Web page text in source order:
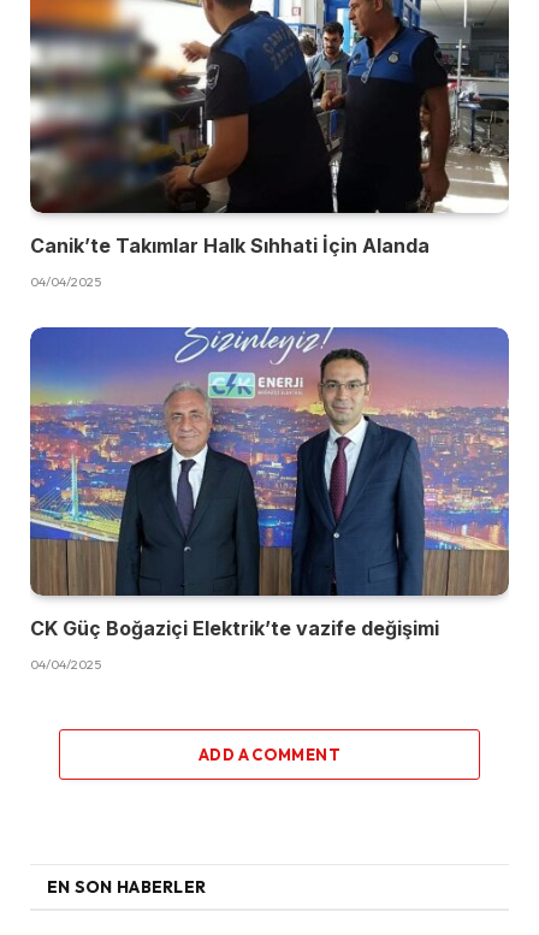
Canik’te Takımlar Halk Sıhhati İçin Alanda
04/04/2025
CK Güç Boğaziçi Elektrik’te vazife değişimi
04/04/2025
ADD A COMMENT
EN SON HABERLER